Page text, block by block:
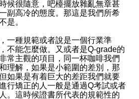
候很隨意，吧檯擺放雜亂無章甚
副高冷的態度。那這是我們所希
是。
一種規範或者說是一個行業準
不能怎麼做。又或者是Q-grade的
常主觀的項目，同一杯咖啡我們
理解，如果是小範圍的差別，那
如果是有着巨大的差距我們就要
行矯正的人一般是通過Q考試或者
。這時候證書所代表的規範性的